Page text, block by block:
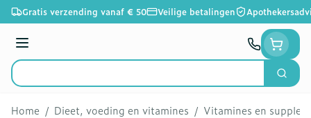
Ga naar de inhoud
Gratis verzending vanaf € 50 Veilige betalingen
Menu
Product, merk, categorie...
Zoek
Home / Dieet, voeding en vitamines / Vitamines en